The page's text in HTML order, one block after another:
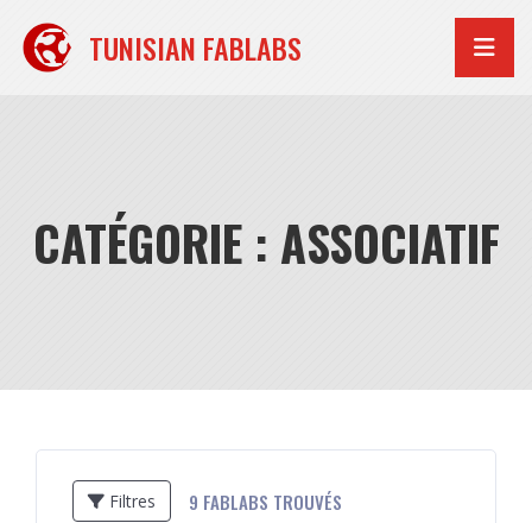
contenu
TUNISIAN FABLABS
CATÉGORIE : ASSOCIATIF
Filtres 9 FABLABS TROUVÉS